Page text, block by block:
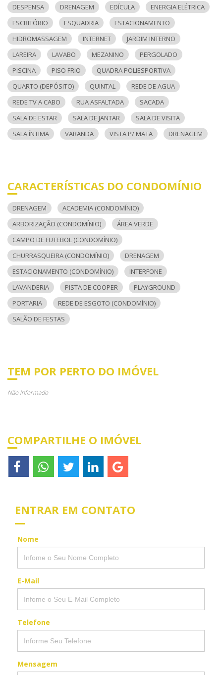
DESPENSA
DRENAGEM EDÍCULA
ENERGIA ELÉTRICA
ESCRITÓRIO
ESQUADRIA
ESTACIONAMENTO
HIDROMASSAGEM
INTERNET
JARDIM INTERNO
LAREIRA
LAVABO MEZANINO
PERGOLADO
PISCINA
PISO FRIO
QUADRA POLIESPORTIVA
QUARTO (DEPÓSITO)
QUINTAL
REDE DE AGUA
REDE TV A CABO
RUA ASFALTADA
SACADA
SALA DE ESTAR
SALA DE JANTAR
SALA DE VISITA
SALA ÍNTIMA
VARANDA VISTA P/ MATA DRENAGEM
CARACTERÍSTICAS DO CONDOMÍNIO
DRENAGEM
ACADEMIA (CONDOMÍNIO)
ARBORIZAÇÃO (CONDOMÍNIO)
ÁREA VERDE
CAMPO DE FUTEBOL (CONDOMÍNIO)
CHURRASQUEIRA (CONDOMÍNIO)
DRENAGEM
ESTACIONAMENTO (CONDOMÍNIO)
INTERFONE
LAVANDERIA
PISTA DE COOPER
PLAYGROUND
PORTARIA
REDE DE ESGOTO (CONDOMÍNIO)
SALÃO DE FESTAS
TEM POR PERTO DO IMÓVEL
Não Informado
COMPARTILHE O IMÓVEL
ENTRAR EM CONTATO
Nome
E-Mail
Telefone
Mensagem